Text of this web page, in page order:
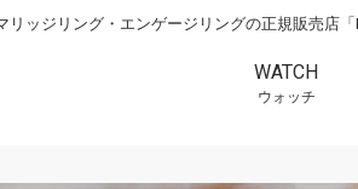
リッジリング・エンゲージリングの正規販売店「
WATCH
ウォッチ